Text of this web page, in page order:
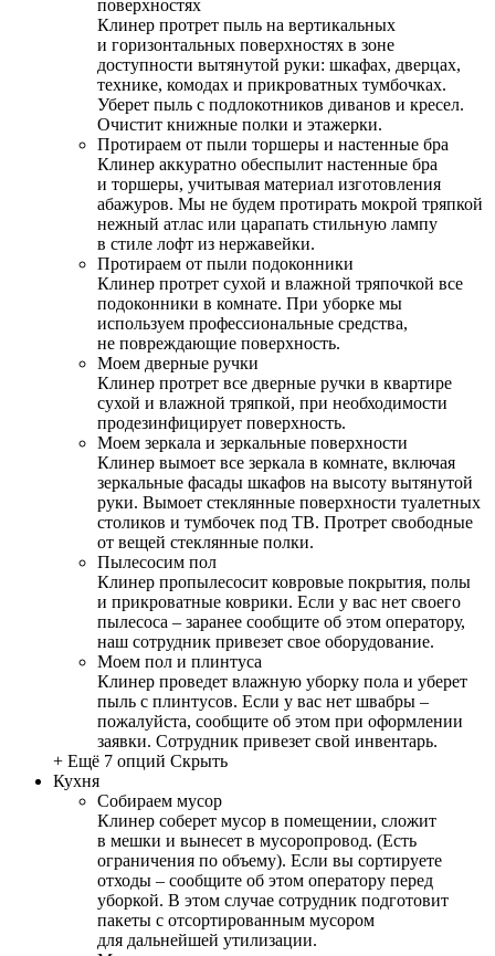
поверхностях
Клинер протрет пыль на вертикальных
и горизонтальных поверхностях в зоне
доступности вытянутой руки: шкафах, дверцах,
технике, комодах и прикроватных тумбочках.
Уберет пыль с подлокотников диванов и кресел.
Очистит книжные полки и этажерки.
Протираем от пыли торшеры и настенные бра
Клинер аккуратно обеспылит настенные бра
и торшеры, учитывая материал изготовления
абажуров. Мы не будем протирать мокрой тряпкой
нежный атлас или царапать стильную лампу
в стиле лофт из нержавейки.
Протираем от пыли подоконники
Клинер протрет сухой и влажной тряпочкой все
подоконники в комнате. При уборке мы
используем профессиональные средства,
не повреждающие поверхность.
Моем дверные ручки
Клинер протрет все дверные ручки в квартире
сухой и влажной тряпкой, при необходимости
продезинфицирует поверхность.
Моем зеркала и зеркальные поверхности
Клинер вымоет все зеркала в комнате, включая
зеркальные фасады шкафов на высоту вытянутой
руки. Вымоет стеклянные поверхности туалетных
столиков и тумбочек под ТВ. Протрет свободные
от вещей стеклянные полки.
Пылесосим пол
Клинер пропылесосит ковровые покрытия, полы
и прикроватные коврики. Если у вас нет своего
пылесоса – заранее сообщите об этом оператору,
наш сотрудник привезет свое оборудование.
Моем пол и плинтуса
Клинер проведет влажную уборку пола и уберет
пыль с плинтусов. Если у вас нет швабры –
пожалуйста, сообщите об этом при оформлении
заявки. Сотрудник привезет свой инвентарь.
+ Ещё 7 опций Скрыть
Кухня
Собираем мусор
Клинер соберет мусор в помещении, сложит
в мешки и вынесет в мусоропровод. (Есть
ограничения по объему). Если вы сортируете
отходы – сообщите об этом оператору перед
уборкой. В этом случае сотрудник подготовит
пакеты с отсортированным мусором
для дальнейшей утилизации.